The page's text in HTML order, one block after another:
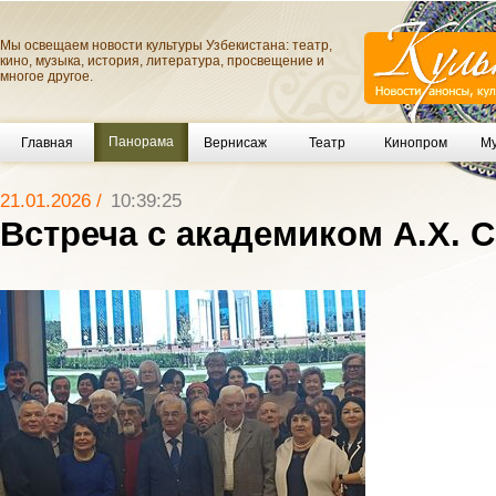
Мы освещаем новости культуры Узбекистана: театр,
кино, музыка, история, литература, просвещение и
многое другое.
Главная Панорама Вернисаж Театр Кинопром
21.01.2026 / 10:39:25
Встреча с академиком А.Х.